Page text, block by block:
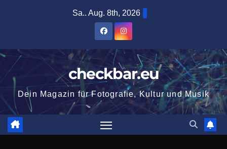
Sa.. Aug. 8th, 2026
checkbar.eu
Dein Magazin für Fotografie, Kultur und Musik